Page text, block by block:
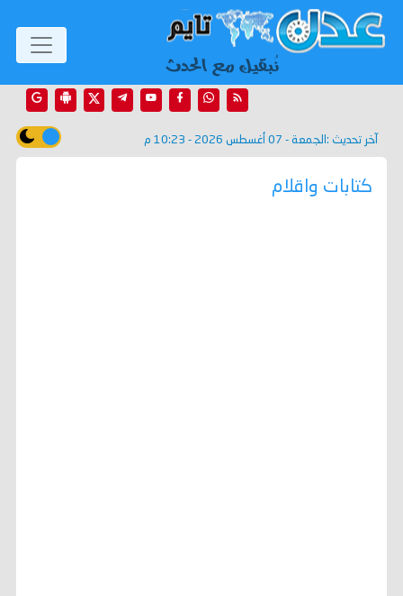
آخر تحديث : الجمعة - 07 أغسطس 2026 - 10:23 م
كتابات واقلام